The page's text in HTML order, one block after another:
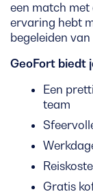
een match met
ervaring hebt
begeleiden
GeoFort biedt
Een
team
Gratis